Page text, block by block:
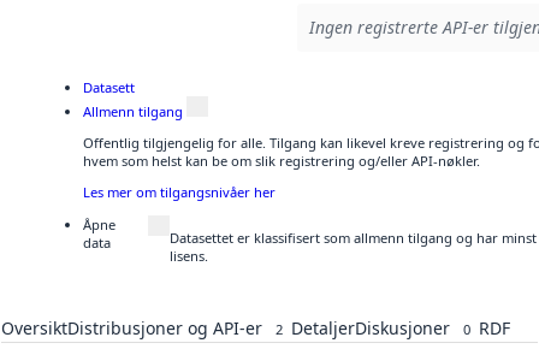
Ingen registrerte API-er
Datasett
Allmenn tilgang
Offentlig tilgjengelig for alle. Tilgang kan likevel kreve registrering og
hvem som helst kan be om slik registrering og/eller API-nøkler.
Les mer om tilgangsnivåer her
Åpne
data
Datasettet er klassifisert som allmenn tilgang og har
lisens.
OversiktDistribusjoner og API-er 2 DetaljerDiskusjoner 0 RDF